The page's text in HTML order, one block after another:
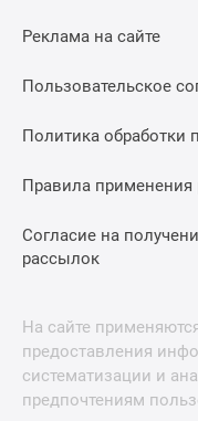
Реклама на сайте
Пользовательское
Политика обработки
Правила применения
Согласие на
рассылок
На сайте
предоставления
систематизации и
предпочтениям